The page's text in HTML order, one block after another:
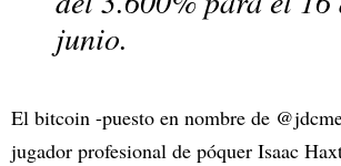
junio.
El bitcoin -puesto en nombre de
jugador profesional de póquer Isaac